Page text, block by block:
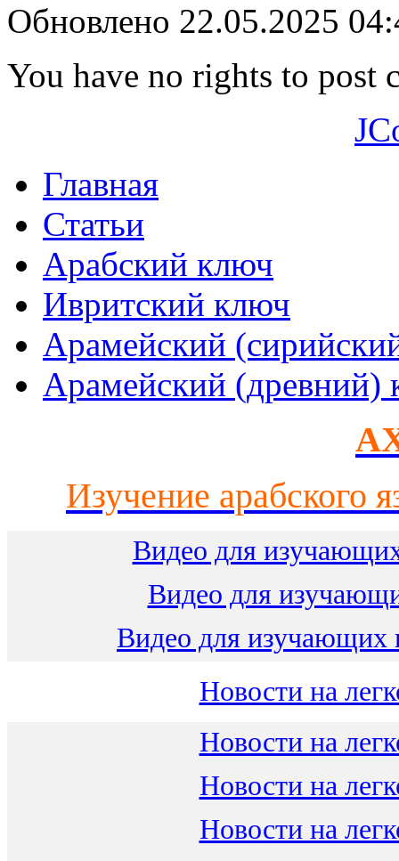
Обновлено 22.05.2025
You have no rights to post
Главная
Статьи
Арабский ключ
Ивритский ключ
Арамейский
Арамейский (древний)
Изучение арабского
Видео для
Видео для
Видео для изучающих
Новости на
Новости на
Новости на
Новости на